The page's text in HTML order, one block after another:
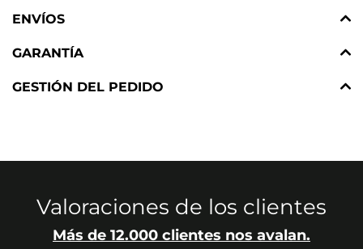
ENVÍOS
GARANTÍA
GESTIÓN DEL PEDIDO
Valoraciones de los clientes
Más de 12.000 clientes nos avalan.